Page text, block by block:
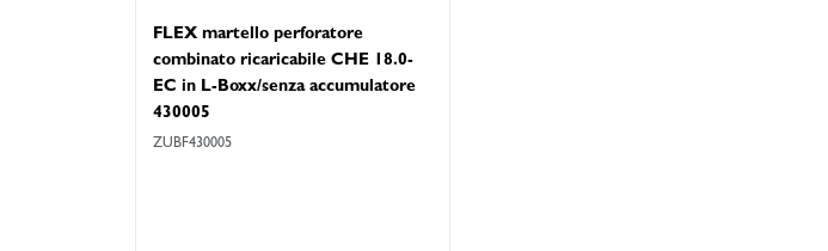
FLEX martello perforatore
combinato ricaricabile CHE 18.0-
EC in L-Boxx/senza accumulatore
430005
ZUBF430005